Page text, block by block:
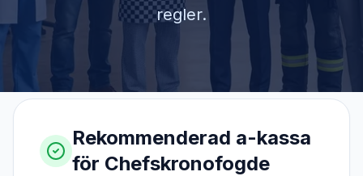
regler.
Rekommenderad a-kassa
för Chefskronofogde